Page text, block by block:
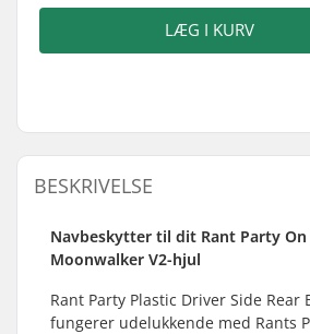
LÆG I KURV
BESKRIVELSE
Navbeskytter til dit Rant Party On
Moonwalker V2-hjul
Rant Party Plastic Driver Side Rear
fungerer udelukkende med Rants